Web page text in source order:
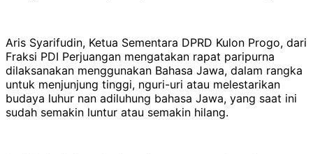
Aris Syarifudin, Ketua Sementara DPRD Kulon Progo, dari
Fraksi PDI Perjuangan mengatakan rapat paripurna
dilaksanakan menggunakan Bahasa Jawa, dalam rangka
untuk menjunjung tinggi, nguri-uri atau melestarikan
budaya luhur nan adiluhung bahasa Jawa, yang saat ini
sudah semakin luntur atau semakin hilang.